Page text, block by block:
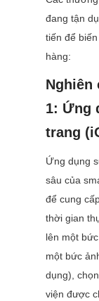
đang tận
tiến để
hàng:
1: Ứng
trang
Ứng dụng
sâu của
để cung
thời gian
lên một
một bức
dụng),
viện được